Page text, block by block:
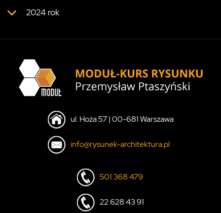
2024 rok
ul. Hoża 57 | 00-681 Warszawa
info@rysunek-architektura.pl
501 368 479
22 628 43 91